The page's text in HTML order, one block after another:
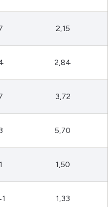
2,15
2,84
3,72
5,70
1,50
1,33